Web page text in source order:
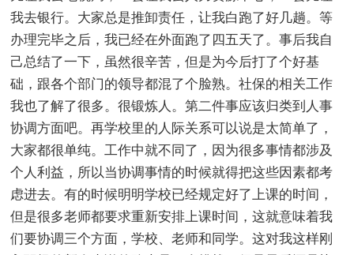
我去银行。大家总是推卸责任，让我白跑了好几趟。等
办理完毕之后，我已经在外面跑了四五天了。事后我自
己总结了一下，虽然很辛苦，但是为今后打了个好基
础，跟各个部门的领导都混了个脸熟。社保的相关工作
我也了解了很多。很锻炼人。第二件事应该归类到人事
协调方面吧。再学校里的人际关系可以说是太简单了，
大家都很单纯。工作中就不同了，因为很多事情都涉及
个人利益，所以当协调事情的时候就得把这些因素都考
虑进去。有的时候明明学校已经规定好了上课的时间，
但是很多老师都要求重新安排上课时间，这就意味着我
们要协调三个方面，学校、老师和同学。这对我这样刚